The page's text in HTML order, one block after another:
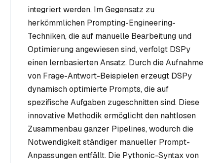
integriert werden. Im Gegensatz zu
herkömmlichen Prompting-Engineering-
Techniken, die auf manuelle Bearbeitung und
Optimierung angewiesen sind, verfolgt DSPy
einen lernbasierten Ansatz. Durch die Aufnahme
von Frage-Antwort-Beispielen erzeugt DSPy
dynamisch optimierte Prompts, die auf
spezifische Aufgaben zugeschnitten sind. Diese
innovative Methodik ermöglicht den nahtlosen
Zusammenbau ganzer Pipelines, wodurch die
Notwendigkeit ständiger manueller Prompt-
Anpassungen entfällt. Die Pythonic-Syntax von